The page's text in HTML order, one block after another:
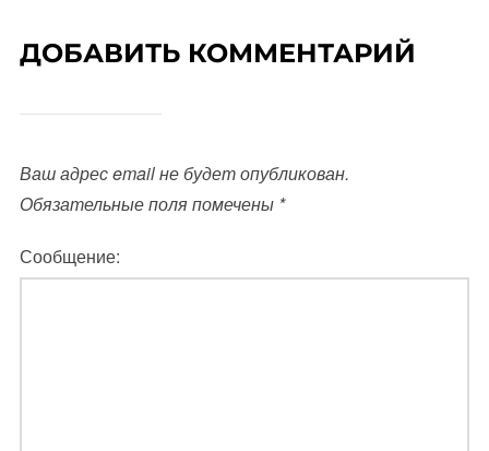
ДОБАВИТЬ КОММЕНТАРИЙ
Ваш адрес email не будет опубликован.
Обязательные поля помечены *
Сообщение: